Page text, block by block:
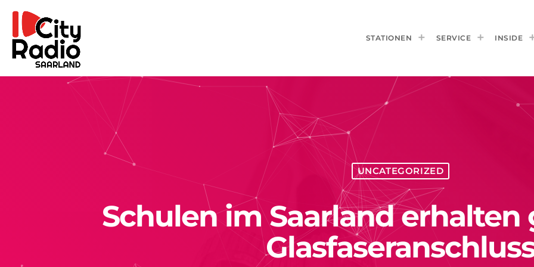
STATIONEN SERVICE INSIDE
UNCATEGORIZED
Schulen im Saarland